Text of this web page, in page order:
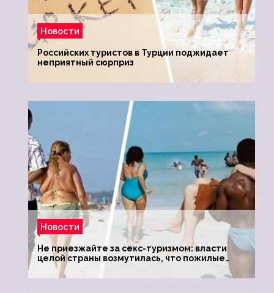
Новости
Российских туристов в Турции поджидает
неприятный сюрприз
Новости
Не приезжайте за секс-туризмом: власти
целой страны возмутилась, что пожилые
туристки массово едут к ним, чтобы
обзавестись молодыми любовниками